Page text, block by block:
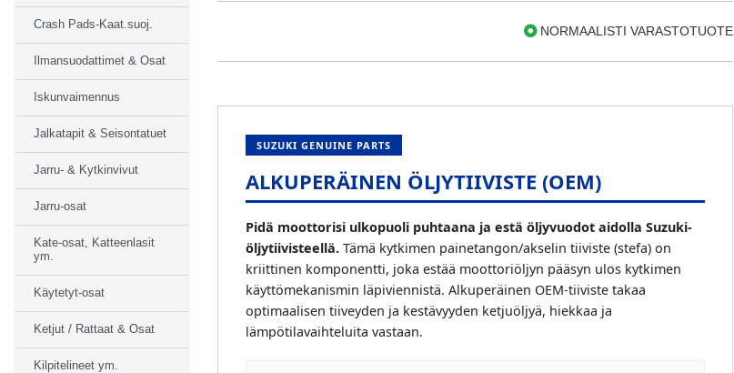
NORMAALISTI VARASTOTUOTE
SUZUKI GENUINE PARTS
ALKUPERÄINEN ÖLJYTIIVISTE (OEM)
Pidä moottorisi ulkopuoli puhtaana ja estä öljyvuodot aidolla Suzuki-
öljytiivisteellä. Tämä kytkimen painetangon/akselin tiiviste (stefa) on
kriittinen komponentti, joka estää moottoriöljyn pääsyn ulos kytkimen
käyttömekanismin läpiviennistä. Alkuperäinen OEM-tiiviste takaa
optimaalisen tiiveyden ja kestävyyden ketjuöljyä, hiekkaa ja
lämpötilavaihteluita vastaan.
Crash Pads-Kaat.suoj.
Ilmansuodattimet & Osat
Iskunvaimennus
Jalkatapit & Seisontatuet
Jarru- & Kytkinvivut
Jarru-osat
Kate-osat, Katteenlasit
ym.
Käytetyt-osat
Ketjut / Rattaat & Osat
Kilpitelineet ym.